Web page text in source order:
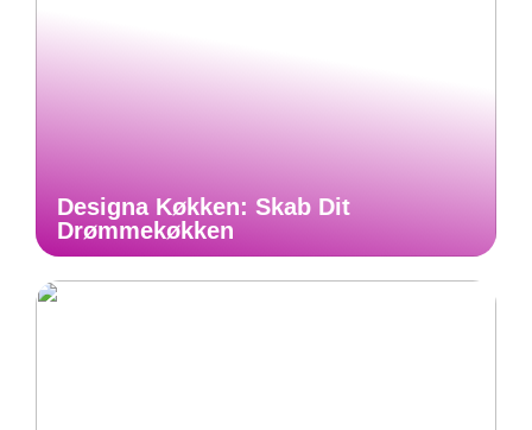
Designa Køkken: Skab Dit
Drømmekøkken